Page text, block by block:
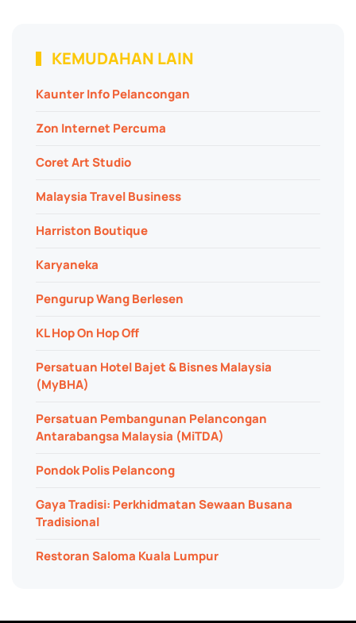
KEMUDAHAN LAIN
Kaunter Info Pelancongan
Zon Internet Percuma
Coret Art Studio
Malaysia Travel Business
Harriston Boutique
Karyaneka
Pengurup Wang Berlesen
KL Hop On Hop Off
Persatuan Hotel Bajet & Bisnes Malaysia
(MyBHA)
Persatuan Pembangunan Pelancongan
Antarabangsa Malaysia (MiTDA)
Pondok Polis Pelancong
Gaya Tradisi: Perkhidmatan Sewaan Busana
Tradisional
Restoran Saloma Kuala Lumpur